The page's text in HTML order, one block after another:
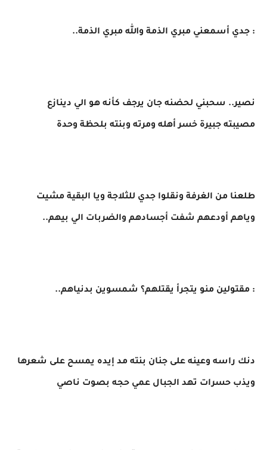
: جدي أسمعني مبري الذمة والله مبري الذمة..
​نصير.. سحبني لحضنه جان يرجف كأنه هو الي دينازع
مصيبته جبيرة خسر أهله ومرته وبنته بلحظة وحدة
​طلعنا من الغرفة ونقلوا جدي للثلاجة ويا البقية مشيت
وياهم أودعهم شفت أجسادهم والضربات الي بيهم..
​: مقتولين منو يتجرأ يقتلهم؟ شمسوين بدنياهم..
​دنك راسه وعينه على جنان بنته مد إيده يمسح على شعرها
ويذب حسرات تهد الجبال عمي حجه بصوت ناصي